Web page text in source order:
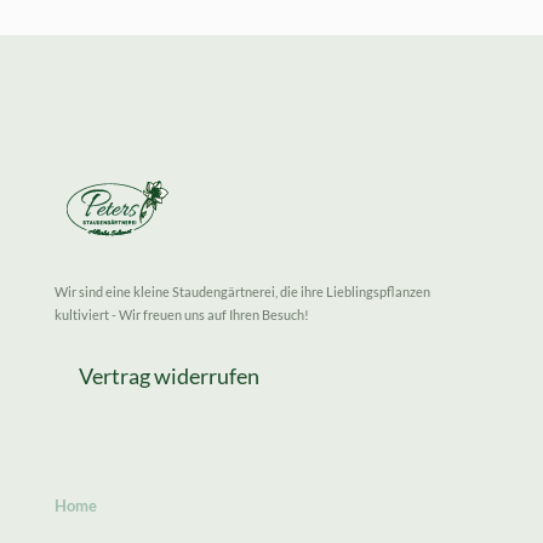
Wir sind eine kleine Staudengärtnerei, die ihre Lieblingspflanzen
kultiviert - Wir freuen uns auf Ihren Besuch!
Vertrag widerrufen
Home